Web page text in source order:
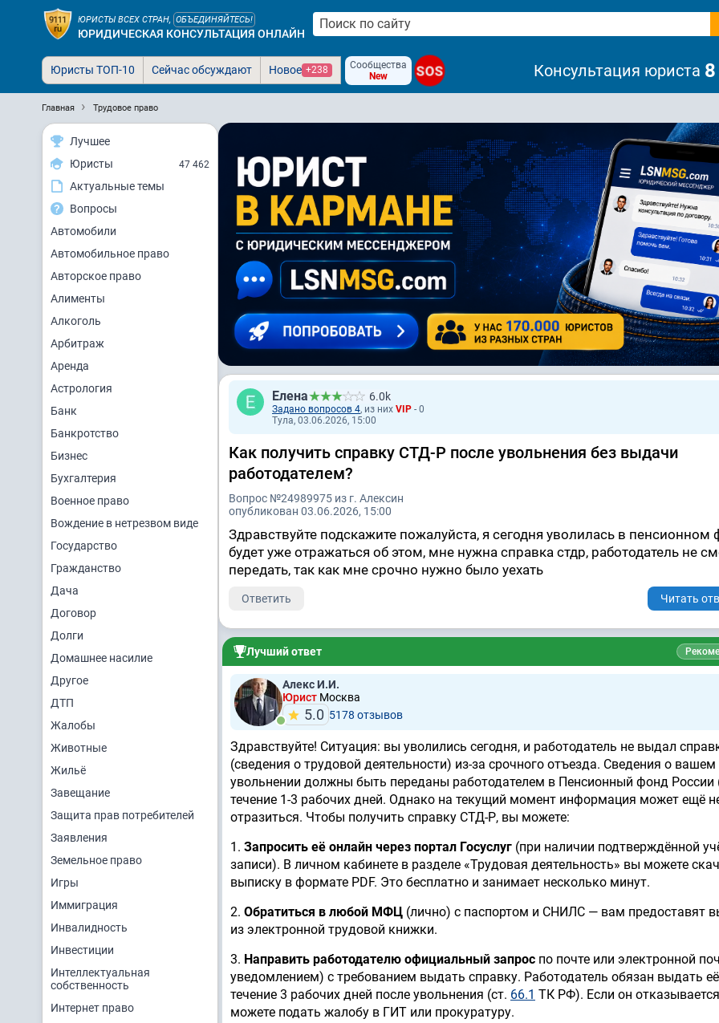
ЮРИСТЫ ВСЕХ СТРАН, ОБЪЕДИНЯЙТЕСЬ!
ЮРИДИЧЕСКАЯ КОНСУЛЬТАЦИЯ ОНЛАЙН
Юристы ТОП-10 Сейчас обсуждают Новое +238
Сообщества
New
SOS Консультация юриста
Главная Трудовое право
Лучшее
Юристы
47 462
Актуальные темы
Вопросы
Автомобили
Автомобильное право
Авторское право
Алименты
Алкоголь
Арбитраж
Аренда
Астрология
Банк
Банкротство
Бизнес
Бухгалтерия
Военное право
Вождение в нетрезвом виде
Государство
Гражданство
Дача
Договор
Долги
Домашнее насилие
Другое
ДТП
Жалобы
Животные
Жильё
Завещание
Защита прав потребителей
Заявления
Земельное право
Игры
Иммиграция
Инвалидность
Инвестиции
Интеллектуальная
собственность
Интернет право
Елена 6.0k
Задано вопросов 4, из них VIP - 0
Тула, 03.06.2026, 15:00
Как получить справку СТД-Р после увольнения без выдачи
работодателем?
Вопрос №24989975 из г. Алексин
опубликован 03.06.2026, 15:00
Здравствуйте подскажите пожалуйста, я сегодня уволилась в пенсионном
будет уже отражаться об этом, мне нужна справка стдр, работодатель не
передать, так как мне срочно нужно было уехать
Ответить Читать
Лучший ответ
Алекс И.И.
Юрист Москва
5.0 5178 отзывов
Здравствуйте! Ситуация: вы уволились сегодня, и работодатель не выдал
(сведения о трудовой деятельности) из-за срочного отъезда. Сведения о вашем
увольнении должны быть переданы работодателем в Пенсионный фонд
течение 1-3 рабочих дней. Однако на текущий момент информация может ещё
отразиться. Чтобы получить справку СТД-Р, вы можете:
1. Запросить её онлайн через портал Госуслуг (при наличии подтверждённой
записи). В личном кабинете в разделе «Трудовая деятельность» вы можете
выписку в формате PDF. Это бесплатно и занимает несколько минут.
2. Обратиться в любой МФЦ (лично) с паспортом и СНИЛС — вам предоставят
из электронной трудовой книжки.
3. Направить работодателю официальный запрос по почте или электронной
уведомлением) с требованием выдать справку. Работодатель обязан выдать
течение 3 рабочих дней после увольнения (ст. 66.1 ТК РФ). Если он
можете подать жалобу в ГИТ или прокуратуру.